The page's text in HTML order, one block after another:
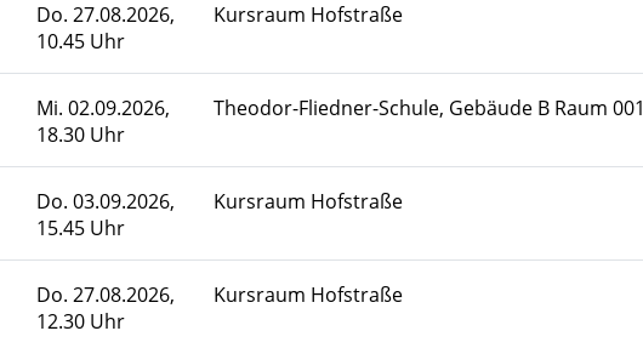
Do. 27.08.2026,
10.45 Uhr
Kursraum Hofstraße
Mi. 02.09.2026,
18.30 Uhr
Theodor-Fliedner-Schule, Gebäude B Raum 001
Do. 03.09.2026,
15.45 Uhr
Kursraum Hofstraße
Do. 27.08.2026,
12.30 Uhr
Kursraum Hofstraße